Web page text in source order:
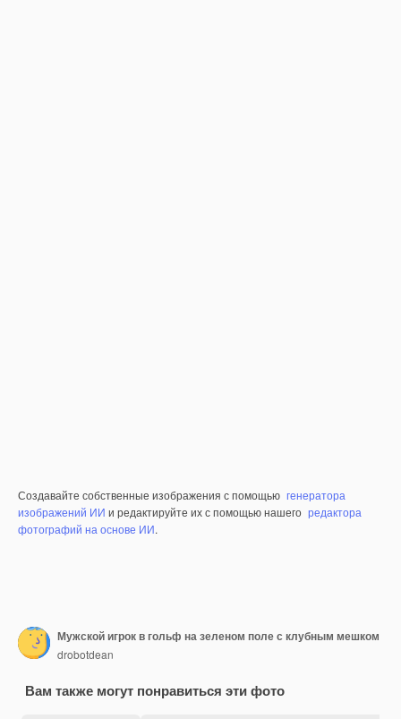
Создавайте собственные изображения с помощью генератора
изображений ИИ и редактируйте их с помощью нашего редактора
фотографий на основе ИИ.
Мужской игрок в гольф на зеленом поле с клубным мешком
drobotdean
Вам также могут понравиться эти фото